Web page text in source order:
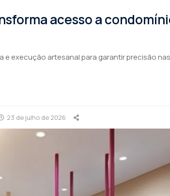
acesso a
execução artesanal para garantir precisão
23 de julho de 2026